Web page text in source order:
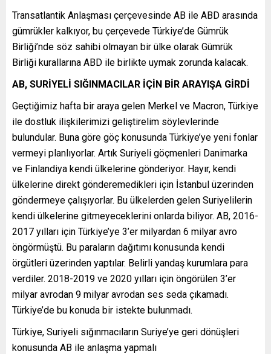
Transatlantik Anlaşması çerçevesinde AB ile ABD arasında
gümrükler kalkıyor, bu çerçevede Türkiye’de Gümrük
Birliği’nde söz sahibi olmayan bir ülke olarak Gümrük
Birliği kurallarına ABD ile birlikte uymak zorunda kalacak.
AB, SURİYELİ SIĞINMACILAR İÇİN BİR ARAYIŞA GİRDİ
Geçtiğimiz hafta bir araya gelen Merkel ve Macron, Türkiye
ile dostluk ilişkilerimizi geliştirelim söylevlerinde
bulundular. Buna göre göç konusunda Türkiye’ye yeni fonlar
vermeyi planlıyorlar. Artık Suriyeli göçmenleri Danimarka
ve Finlandiya kendi ülkelerine gönderiyor. Hayır, kendi
ülkelerine direkt gönderemedikleri için İstanbul üzerinden
göndermeye çalışıyorlar. Bu ülkelerden gelen Suriyelilerin
kendi ülkelerine gitmeyeceklerini onlarda biliyor. AB, 2016-
2017 yılları için Türkiye’ye 3’er milyardan 6 milyar avro
öngörmüştü. Bu paraların dağıtımı konusunda kendi
örgütleri üzerinden yaptılar. Belirli yandaş kurumlara para
verdiler. 2018-2019 ve 2020 yılları için öngörülen 3’er
milyar avrodan 9 milyar avrodan ses seda çıkamadı.
Türkiye’de bu konuda bir istekte bulunmadı.
Türkiye, Suriyeli sığınmacıların Suriye’ye geri dönüşleri
konusunda AB ile anlaşma yapmalı